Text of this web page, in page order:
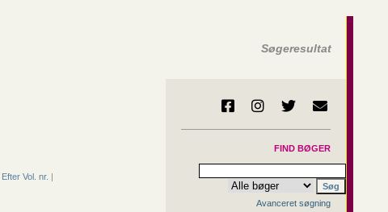
Søgeresultat
Efter Vol. nr. |
FIND BØGER
Avanceret søgning